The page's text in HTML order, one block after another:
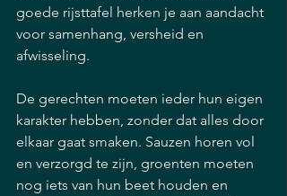
goede rijsttafel herken je aan aandacht
voor samenhang, versheid en
afwisseling.
De gerechten moeten ieder hun eigen
karakter hebben, zonder dat alles door
elkaar gaat smaken. Sauzen horen vol
en verzorgd te zijn, groenten moeten
nog iets van hun beet houden en